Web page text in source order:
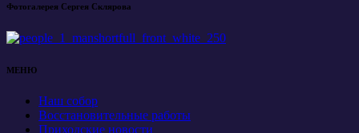
Фотогалерея Сергея Склярова
МЕНЮ
Наш собор
Восстановительные работы
Приходские новости